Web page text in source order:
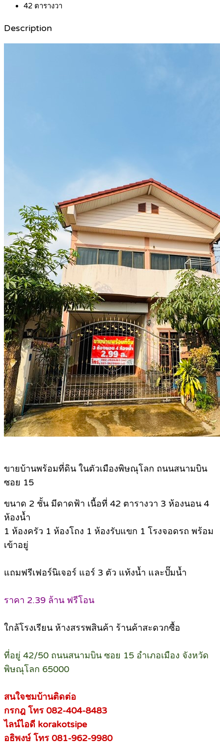
42 ตารางวา
Description
ขายบ้านพร้อมที่ดิน ในตัวเมืองพิษณุโลก ถนนสนามบิน
ซอย 15
ขนาด 2 ชั้น มีดาดฟ้า เนื้อที่ 42 ตารางวา 3 ห้องนอน 4
ห้องน้ำ
1 ห้องครัว 1 ห้องโถง 1 ห้องรับแขก 1 โรงจอดรถ พร้อม
เข้าอยู่
แถมฟรีเฟอร์นิเจอร์ แอร์ 3 ตัว แท้งน้ำ และปั๊มน้ำ
ราคา 2.39 ล้าน ฟรีโอน
ใกล้โรงเรียน ห้างสรรพสินค้า ร้านค้าสะดวกซื้อ
ที่อยู่ 42/50 ถนนสนามบิน ซอย 15 อำเภอเมือง จังหวัด
พิษณุโลก 65000
สนใจชมบ้านติดต่อ
กรกฎ โทร 082-404-8483
ไลน์ไอดี korakotsipe
อธิพงษ์ โทร 081-962-9980